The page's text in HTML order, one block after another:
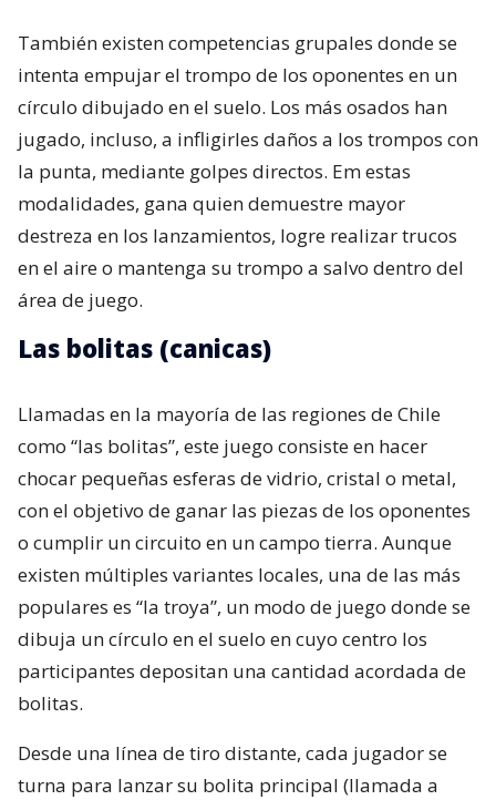
También existen competencias grupales donde se
intenta empujar el trompo de los oponentes en un
círculo dibujado en el suelo. Los más osados han
jugado, incluso, a infligirles daños a los trompos con
la punta, mediante golpes directos. Em estas
modalidades, gana quien demuestre mayor
destreza en los lanzamientos, logre realizar trucos
en el aire o mantenga su trompo a salvo dentro del
área de juego.
Las bolitas (canicas)
Llamadas en la mayoría de las regiones de Chile
como “las bolitas”, este juego consiste en hacer
chocar pequeñas esferas de vidrio, cristal o metal,
con el objetivo de ganar las piezas de los oponentes
o cumplir un circuito en un campo tierra. Aunque
existen múltiples variantes locales, una de las más
populares es “la troya”, un modo de juego donde se
dibuja un círculo en el suelo en cuyo centro los
participantes depositan una cantidad acordada de
bolitas.
Desde una línea de tiro distante, cada jugador se
turna para lanzar su bolita principal (llamada a